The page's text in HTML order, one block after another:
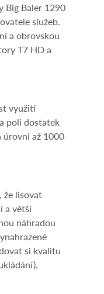
Big Baler 1290
služeb.
a obrovskou
T7 HD a
využití
poli dostatek
úrovni až 1000
že lisovat
a větší
náhradou
si kvalitu